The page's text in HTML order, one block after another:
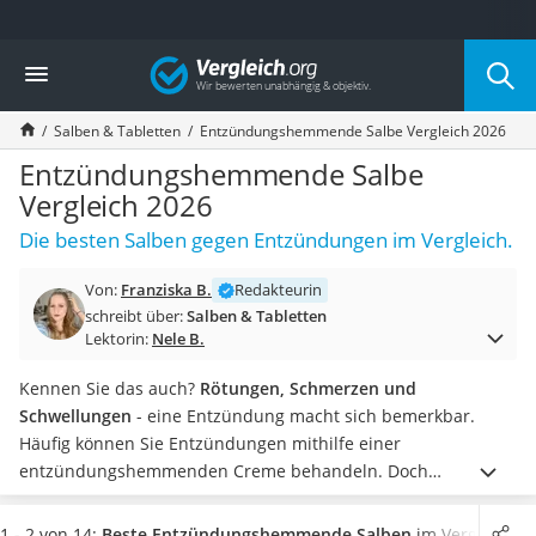
Die beliebtesten Vergleiche nach Kategorie
Drogerie
Inhalator
Haarschneider
Rollator
Braun Rasierer
Katzenklappe (Chip)
Rasierer
Massagepistole
Epilierer
Eiweißpulver
Magnesiumpräparat
Katzenklappe
Nackenmassagegerät
Zeckenschutz Katze
Vergleich
Salben & Tabletten Entzündungshemmende Salbe Vergleich 2026
Entzündungshemmende Salbe
Vergleich 2026
Die besten Salben gegen Entzündungen im Vergleich.
Von: Franziska B.
Redakteurin
schreibt über:Salben & Tabletten
Lektorin: Nele B.
Kennen Sie das auch? Rötungen, Schmerzen und
Schwellungen - eine Entzündung macht sich bemerkbar.
Häufig können Sie Entzündungen mithilfe einer
entzündungshemmenden Creme behandeln. Doch
aufgepasst! Nicht jede Salbe, die gegen Entzündungen hilft,
ist gleich. Einigeentzündungshemmende Salben sind rein